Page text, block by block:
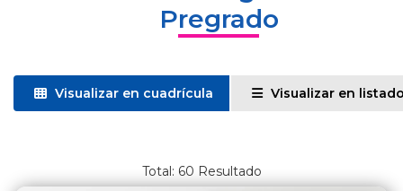
Pregrado
Visualizar en cuadrícula Visualizar en
60 Resultado